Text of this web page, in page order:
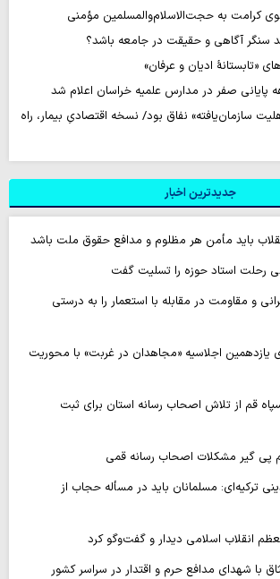
کرامت به حجت‌الاسلام‌والمسلمین مؤمنی
سنگر آگاهی و حقیقت در جامعه باشد؟
«تابستانهٔ ادیان و عرفان»
پایانی صفر در مدارس علمیه خراسان اعلام شد
سازمان‌یافته» نفاق بود/ نسخه اقتصادیِ بیمار، راه
جدیدترین اخبار
باید مأمن هر مظلوم و مدافع حقوق ملت باشد
رحلت استاد حوزه را تسلیت گفت
و مقاومت در مقابله با استعمار را به درستی
یازدهمین اجلاسیه «مجاهدان در غربت» با محوریت
قم از تلاش اصحاب رسانه استان برای ثبت
پی گیر مشکلات اصحاب رسانه قمی
ترکیه‌ای: مسلمانان باید در مسأله حجاب از
انقلاب اسلامی دیدار و گفت‌وگو کرد
با شهدای مدافع حرم و اقتدار در سراسر کشور